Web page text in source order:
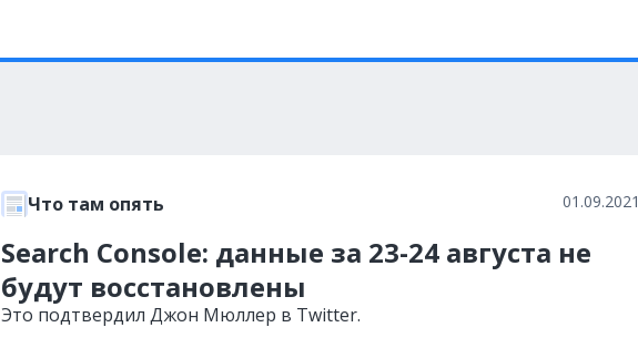
Что там опять 01.09.2021
Search Console: данные за 23-24 августа не
будут восстановлены
Это подтвердил Джон Мюллер в Twitter.